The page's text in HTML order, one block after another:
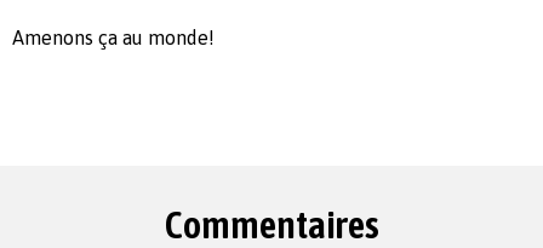
Amenons ça au monde!
Commentaires